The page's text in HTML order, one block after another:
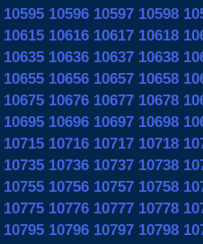
10595 10596 10597 10598
10615 10616 10617 10618
10635 10636 10637 10638
10655 10656 10657 10658
10675 10676 10677 10678
10695 10696 10697 10698
10715 10716 10717 10718
10735 10736 10737 10738
10755 10756 10757 10758
10775 10776 10777 10778
10795 10796 10797 10798